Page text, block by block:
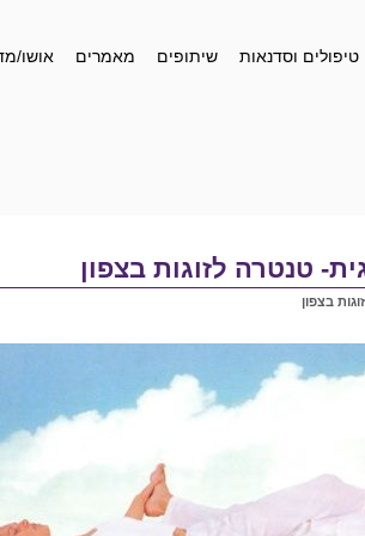
טיפולים וסדנאות שיתופים מאמרים אושו/
טנטרה לזוגות בצפון
בצפון